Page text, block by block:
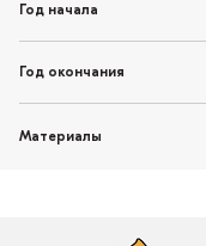
Год начала
Год окончания
Материалы